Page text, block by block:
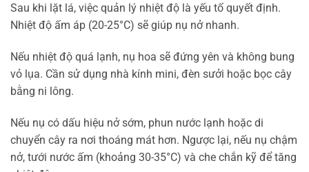
Sau khi lặt lá, việc quản lý nhiệt độ là yếu tố quyết định.
Nhiệt độ ấm áp (20-25°C) sẽ giúp nụ nở nhanh.
Nếu nhiệt độ quá lạnh, nụ hoa sẽ đứng yên và không bung
vỏ lụa. Cần sử dụng nhà kính mini, đèn sưởi hoặc bọc cây
bằng ni lông.
Nếu nụ có dấu hiệu nở sớm, phun nước lạnh hoặc di
chuyển cây ra nơi thoáng mát hơn. Ngược lại, nếu nụ chậm
nở, tưới nước ấm (khoảng 30-35°C) và che chắn kỹ để tăng